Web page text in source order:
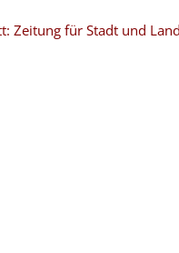
Zeitung für Stadt und